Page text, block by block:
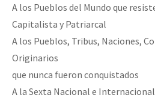
Audio
Fotorreportaje
Video
[25 abr – CDMX] Tokín por el CNI: 30
A los Pueblos del Mundo que
Capitalista y Patriarcal
A los Pueblos, Tribus, Naciones,
Originarios
que nunca fueron conquistados
A la Sexta Nacional e Internacional